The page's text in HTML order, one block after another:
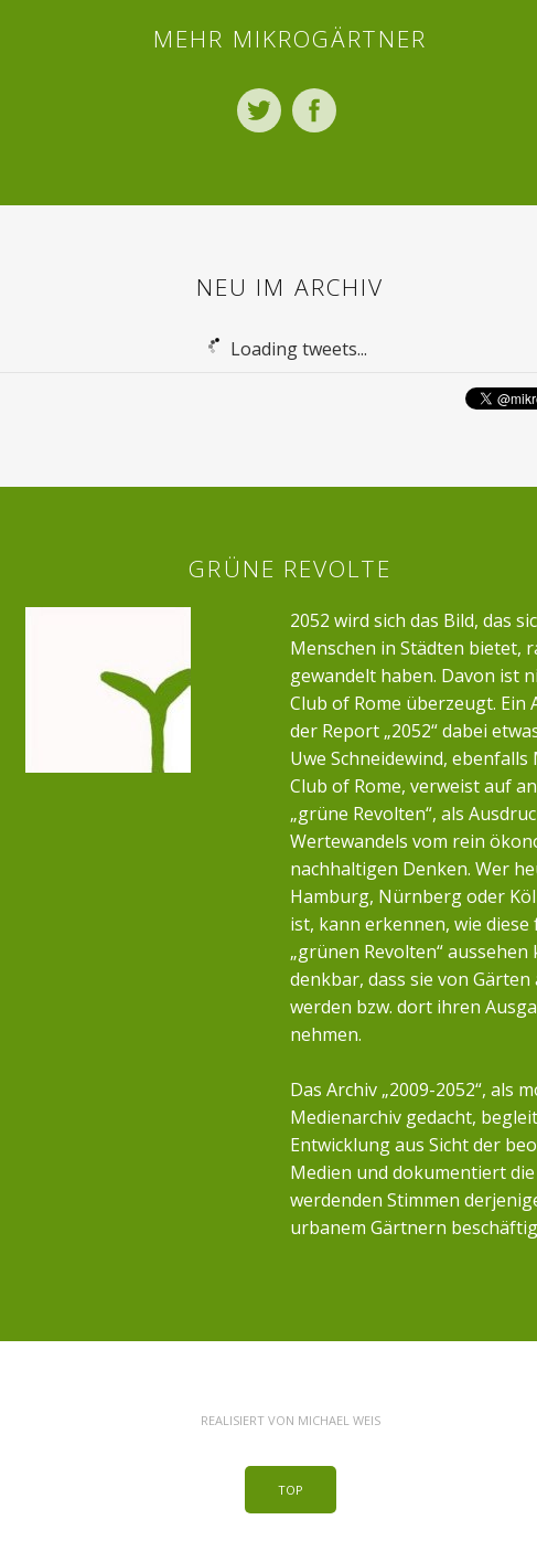
MEHR MIKROGÄRTNER
Twitter
NEU IM ARCHIV
Loading tweets...
GRÜNE REVOLTE
2052 wird sich das Bild, das
Menschen in Städten bietet,
gewandelt haben. Davon ist
Club of Rome überzeugt. Ein
der Report „2052“ dabei
Uwe Schneidewind, ebenfalls
Club of Rome, verweist auf
„grüne Revolten“, als
Wertewandels vom rein
nachhaltigen Denken. Wer
Hamburg, Nürnberg oder
ist, kann erkennen, wie diese
„grünen Revolten“ aussehen
denkbar, dass sie von
werden bzw. dort ihren
nehmen.
Das Archiv „2009-2052“, als
Medienarchiv gedacht,
Entwicklung aus Sicht der
Medien und dokumentiert
werdenden Stimmen
urbanem Gärtnern
REALISIERT VON MICHAEL WEIS
TOP